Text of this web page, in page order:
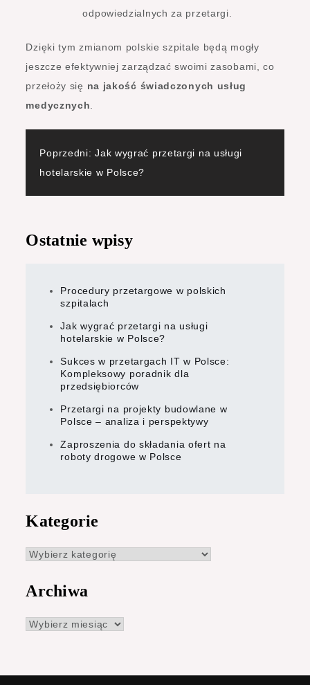
odpowiedzialnych za przetargi.
Dzięki tym zmianom polskie szpitale będą mogły
jeszcze efektywniej zarządzać swoimi zasobami, co
przełoży się na jakość świadczonych usług
medycznych
Nawigacja
wpisu
Poprzedni: Jak wygrać przetargi na usługi
hotelarskie w Polsce?
Ostatnie wpisy
Procedury przetargowe w polskich
szpitalach
Jak wygrać przetargi na usługi
hotelarskie w Polsce?
Sukces w przetargach IT w Polsce:
Kompleksowy poradnik dla
przedsiębiorców
Przetargi na projekty budowlane w
Polsce – analiza i perspektywy
Zaproszenia do składania ofert na
roboty drogowe w Polsce
Kategorie
Kategorie
Archiwa
Archiwa